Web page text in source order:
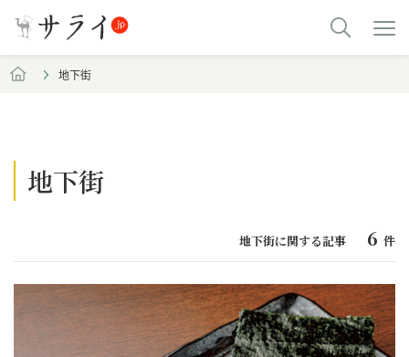
地下街
地下街
地下街に関する記事 6 件